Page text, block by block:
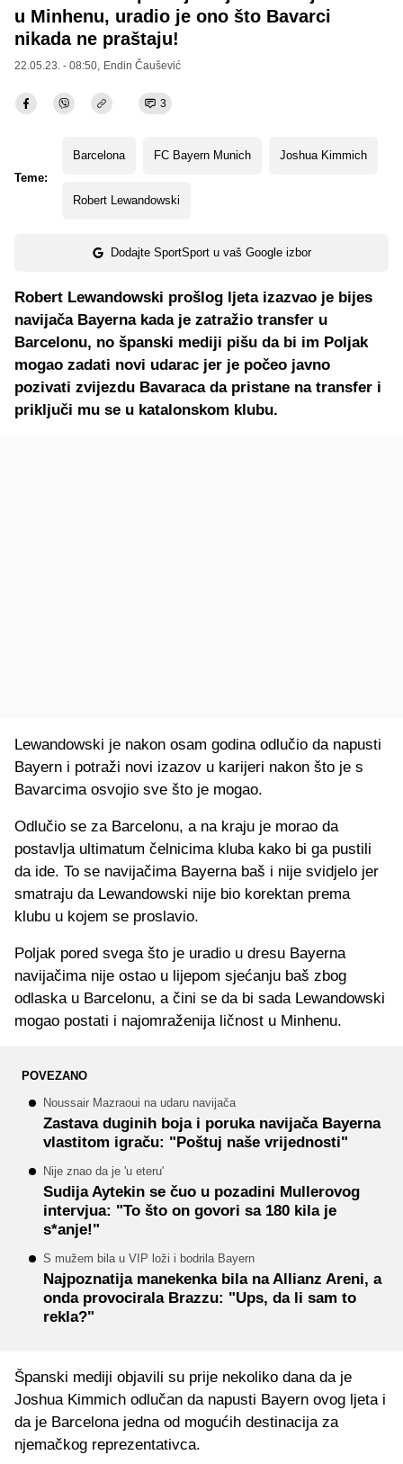
u Minhenu, uradio je ono što Bavarci
nikada ne praštaju!
22.05.23. - 08:50, Endin Čaušević
3
Teme:
Barcelona FC Bayern Munich Joshua Kimmich
Robert Lewandowski
Dodajte SportSport u vaš Google izbor
Robert Lewandowski prošlog ljeta izazvao je bijes
navijača Bayerna kada je zatražio transfer u
Barcelonu, no španski mediji pišu da bi im Poljak
mogao zadati novi udarac jer je počeo javno
pozivati zvijezdu Bavaraca da pristane na transfer i
priključi mu se u katalonskom klubu.
Lewandowski je nakon osam godina odlučio da napusti
Bayern i potraži novi izazov u karijeri nakon što je s
Bavarcima osvojio sve što je mogao.
Odlučio se za Barcelonu, a na kraju je morao da
postavlja ultimatum čelnicima kluba kako bi ga pustili
da ide. To se navijačima Bayerna baš i nije svidjelo jer
smatraju da Lewandowski nije bio korektan prema
klubu u kojem se proslavio.
Poljak pored svega što je uradio u dresu Bayerna
navijačima nije ostao u lijepom sjećanju baš zbog
odlaska u Barcelonu, a čini se da bi sada Lewandowski
mogao postati i najomraženija ličnost u Minhenu.
POVEZANO
Noussair Mazraoui na udaru navijača
Zastava duginih boja i poruka navijača Bayerna
vlastitom igraču: "Poštuj naše vrijednosti"
Nije znao da je 'u eteru'
Sudija Aytekin se čuo u pozadini Mullerovog
intervjua: "To što on govori sa 180 kila je
s*anje!"
S mužem bila u VIP loži i bodrila Bayern
Najpoznatija manekenka bila na Allianz Areni, a
onda provocirala Brazzu: "Ups, da li sam to
rekla?"
Španski mediji objavili su prije nekoliko dana da je
Joshua Kimmich odlučan da napusti Bayern ovog ljeta i
da je Barcelona jedna od mogućih destinacija za
njemačkog reprezentativca.